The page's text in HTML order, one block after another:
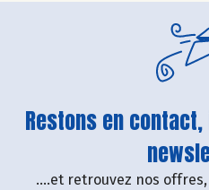
Restons en
....et retrouvez nos